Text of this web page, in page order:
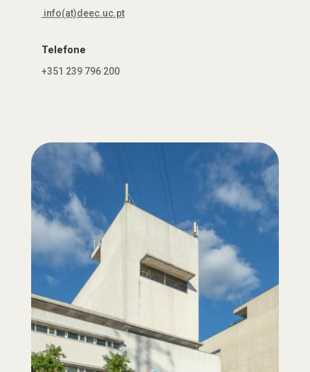
info(at)deec.uc.pt
Telefone
+351 239 796 200